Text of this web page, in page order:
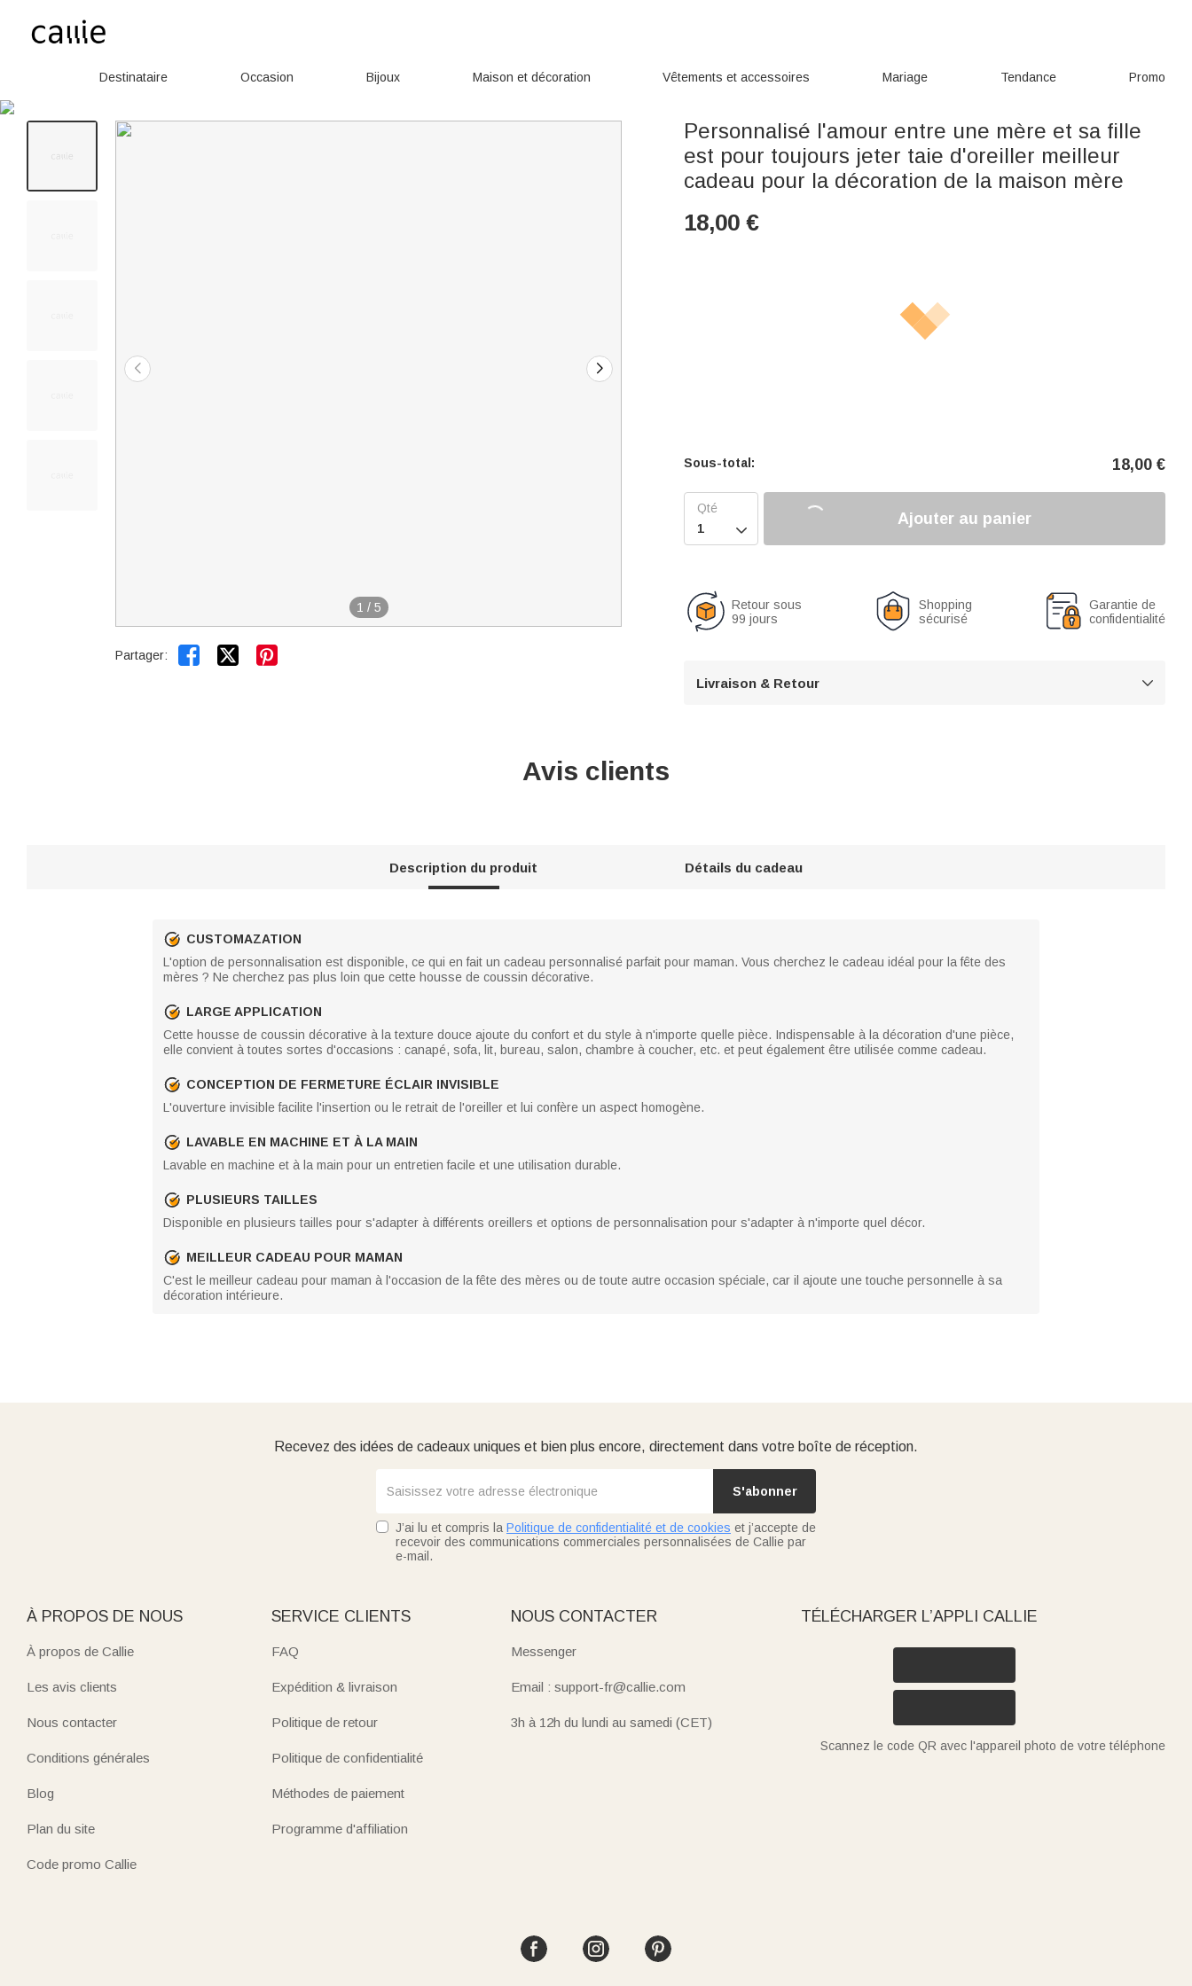
Destinataire Occasion Bijoux Maison et décoration Vêtements et accessoires Mariage Tendance Promo
1 / 5
Partager:  
Personnalisé l'amour entre une mère et sa fille
est pour toujours jeter taie d'oreiller meilleur
cadeau pour la décoration de la maison mère
18,00 €
Sous-total: 18,00 €

Ajouter au panier
Retour sous
99 jours
Shopping
sécurisé
Garantie de
confidentialité
Livraison & Retour 
Avis clients
Description du produit Détails du cadeau
CUSTOMAZATION
L'option de personnalisation est disponible, ce qui en fait un cadeau personnalisé parfait pour maman. Vous cherchez le cadeau idéal pour la fête des
mères ? Ne cherchez pas plus loin que cette housse de coussin décorative.
LARGE APPLICATION
Cette housse de coussin décorative à la texture douce ajoute du confort et du style à n'importe quelle pièce. Indispensable à la décoration d'une pièce,
elle convient à toutes sortes d'occasions : canapé, sofa, lit, bureau, salon, chambre à coucher, etc. et peut également être utilisée comme cadeau.
CONCEPTION DE FERMETURE ÉCLAIR INVISIBLE
L'ouverture invisible facilite l'insertion ou le retrait de l'oreiller et lui confère un aspect homogène.
LAVABLE EN MACHINE ET À LA MAIN
Lavable en machine et à la main pour un entretien facile et une utilisation durable.
PLUSIEURS TAILLES
Disponible en plusieurs tailles pour s'adapter à différents oreillers et options de personnalisation pour s'adapter à n'importe quel décor.
MEILLEUR CADEAU POUR MAMAN
C'est le meilleur cadeau pour maman à l'occasion de la fête des mères ou de toute autre occasion spéciale, car il ajoute une touche personnelle à sa
décoration intérieure.
Recevez des idées de cadeaux uniques et bien plus encore, directement dans votre boîte de réception.
S'abonner
J’ai lu et compris la Politique de confidentialité et de cookies et j’accepte de
recevoir des communications commerciales personnalisées de Callie par
e-mail.
À PROPOS DE NOUS
À propos de Callie
Les avis clients
Nous contacter
Conditions générales
Blog
Plan du site
Code promo Callie
SERVICE CLIENTS
FAQ
Expédition & livraison
Politique de retour
Politique de confidentialité
Méthodes de paiement
Programme d'affiliation
NOUS CONTACTER
Messenger
Email : support-fr@callie.com
3h à 12h du lundi au samedi (CET)
TÉLÉCHARGER L’APPLI CALLIE
Scannez le code QR avec l'appareil photo de votre téléphone